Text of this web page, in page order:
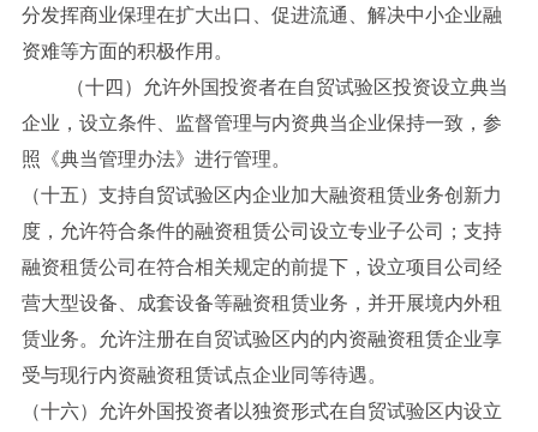
分发挥商业保理在扩大出口、促进流通、解决中小企业融
资难等方面的积极作用。
（十四）允许外国投资者在自贸试验区投资设立典当
企业，设立条件、监督管理与内资典当企业保持一致，参
照《典当管理办法》进行管理。
（十五）支持自贸试验区内企业加大融资租赁业务创新力
度，允许符合条件的融资租赁公司设立专业子公司；支持
融资租赁公司在符合相关规定的前提下，设立项目公司经
营大型设备、成套设备等融资租赁业务，并开展境内外租
赁业务。允许注册在自贸试验区内的内资融资租赁企业享
受与现行内资融资租赁试点企业同等待遇。
（十六）允许外国投资者以独资形式在自贸试验区内设立